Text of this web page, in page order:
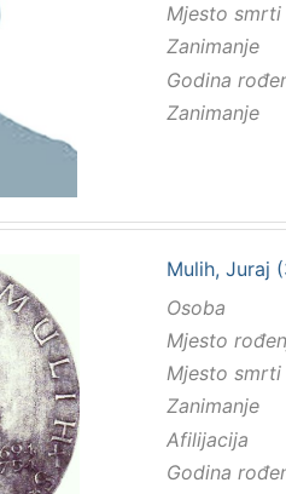
Mjesto smrti
Zanimanje
Godina
Zanimanje
Mulih, Juraj
Osoba
Mjesto
Mjesto smrti
Zanimanje
Afilijacija
Godina